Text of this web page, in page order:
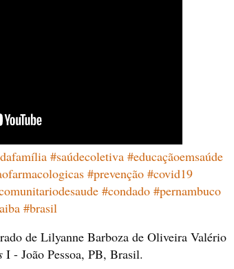
#saúdecoletiva #educaçãoemsaúde
#prevenção #covid19
#condado #pernambuco
#brasil
de Lilyanne Barboza de Oliveira Valério
I - João Pessoa, PB, Brasil.